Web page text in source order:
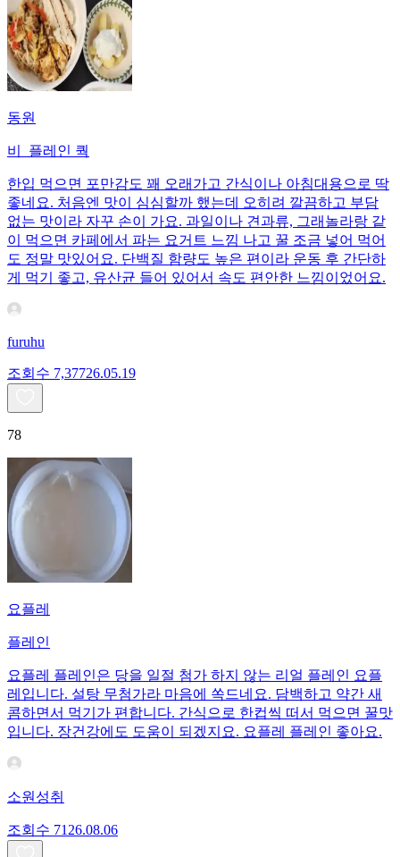
동원
비_플레인 쿽
한입 먹으면 포만감도 꽤 오래가고 간식이나 아침대용으로 딱
좋네요. 처음엔 맛이 심심할까 했는데 오히려 깔끔하고 부담
없는 맛이라 자꾸 손이 가요. 과일이나 견과류, 그래놀라랑 같
이 먹으면 카페에서 파는 요거트 느낌 나고 꿀 조금 넣어 먹어
도 정말 맛있어요. 단백질 함량도 높은 편이라 운동 후 간단하
게 먹기 좋고, 유산균 들어 있어서 속도 편안한 느낌이었어요.
furuhu
조회수 7,37726.05.19
78
요플레
플레인
요플레 플레인은 당을 일절 첨가 하지 않는 리얼 플레인 요플
레입니다. 설탕 무첨가라 마음에 쏙드네요. 담백하고 약간 새
콤하면서 먹기가 편합니다. 간식으로 한컵씩 떠서 먹으면 꿀맛
입니다. 장건강에도 도움이 되겠지요. 요플레 플레인 좋아요.
소원성취
조회수 71 26.08.06